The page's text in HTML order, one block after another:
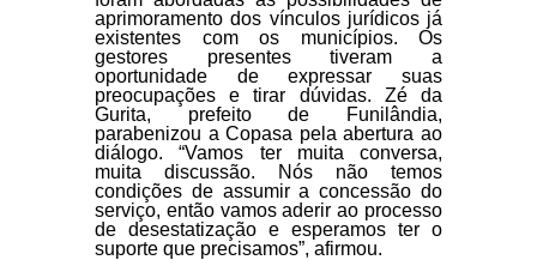
aprimoramento dos vínculos jurídicos já
existentes com os municípios. Os
gestores presentes tiveram a
oportunidade de expressar suas
preocupações e tirar dúvidas. Zé da
Gurita, prefeito de Funilândia,
parabenizou a Copasa pela abertura ao
diálogo. “Vamos ter muita conversa,
muita discussão. Nós não temos
condições de assumir a concessão do
serviço, então vamos aderir ao processo
de desestatização e esperamos ter o
suporte que precisamos”, afirmou.